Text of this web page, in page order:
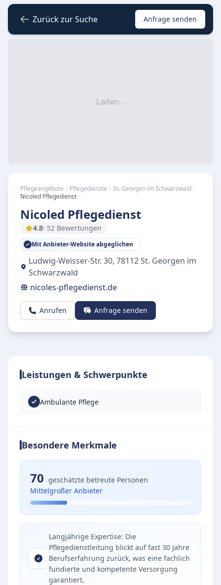
Zurück zur Suche Anfrage senden
Laden...
Pflegeangebote Pflegedienste
St. Georgen im Schwarzwald
Nicoled Pflegedienst
Nicoled Pflegedienst
4.8· 52 Bewertungen
Mit Anbieter-Website abgeglichen
Ludwig-Weisser-Str. 30, 78112 St. Georgen im
Schwarzwald
nicoles-pflegedienst.de
Anrufen Anfrage senden
Leistungen & Schwerpunkte
Ambulante Pflege
Besondere Merkmale
70 geschätzte betreute Personen
Mittelgroßer Anbieter
Langjährige Expertise: Die
Pflegedienstleitung blickt auf fast 30 Jahre
Berufserfahrung zurück, was eine fachlich
fundierte und kompetente Versorgung
garantiert.